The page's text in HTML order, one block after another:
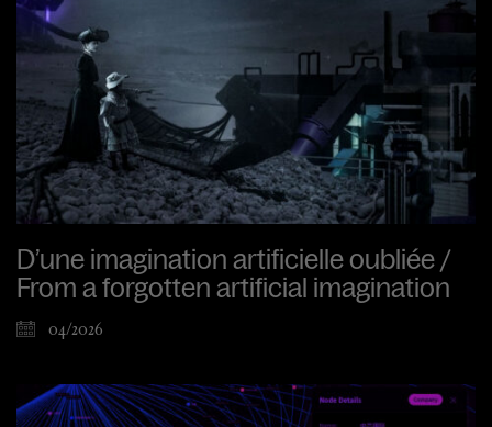
D’une imagination artificielle oubliée /
From a forgotten artificial imagination
04/2026